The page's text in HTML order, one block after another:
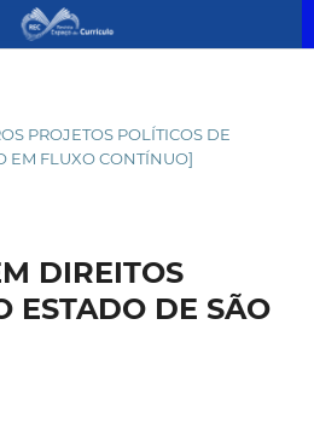
PROJETOS POLÍTICOS DE
EM FLUXO CONTÍNUO]
DIREITOS
ESTADO DE SÃO